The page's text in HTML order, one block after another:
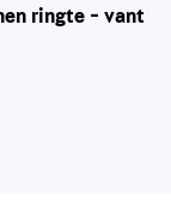
ringte – vant